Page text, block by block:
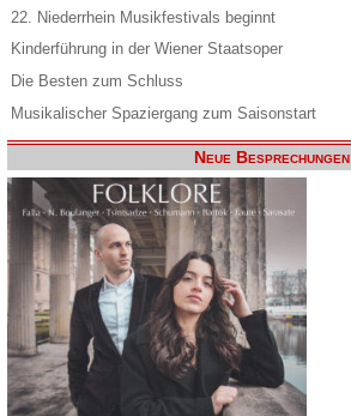
22. Niederrhein Musikfestivals beginnt
Kinderführung in der Wiener Staatsoper
Die Besten zum Schluss
Musikalischer Spaziergang zum Saisonstart
Neue Besprechungen